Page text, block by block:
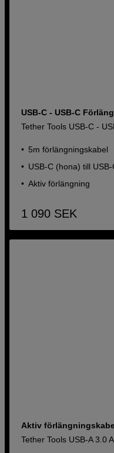
USB-C - USB-C
Tether Tools USB-C -
5m förlängningskabel
USB-C (hona) till
Aktiv förlängning
1 090 SEK
Aktiv
Tether Tools USB-A 3.0